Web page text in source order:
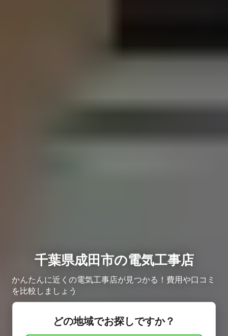
千葉県成田市の電気工事店
かんたんに近くの電気工事店が見つかる！費用や口コミ
を比較しましょう
どの地域でお探しですか？